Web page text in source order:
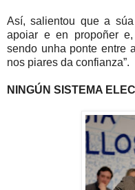
Así, salientou que a
apoiar e en propoñer
sendo unha ponte entre
nos piares da confianza”.
NINGÚN SISTEMA